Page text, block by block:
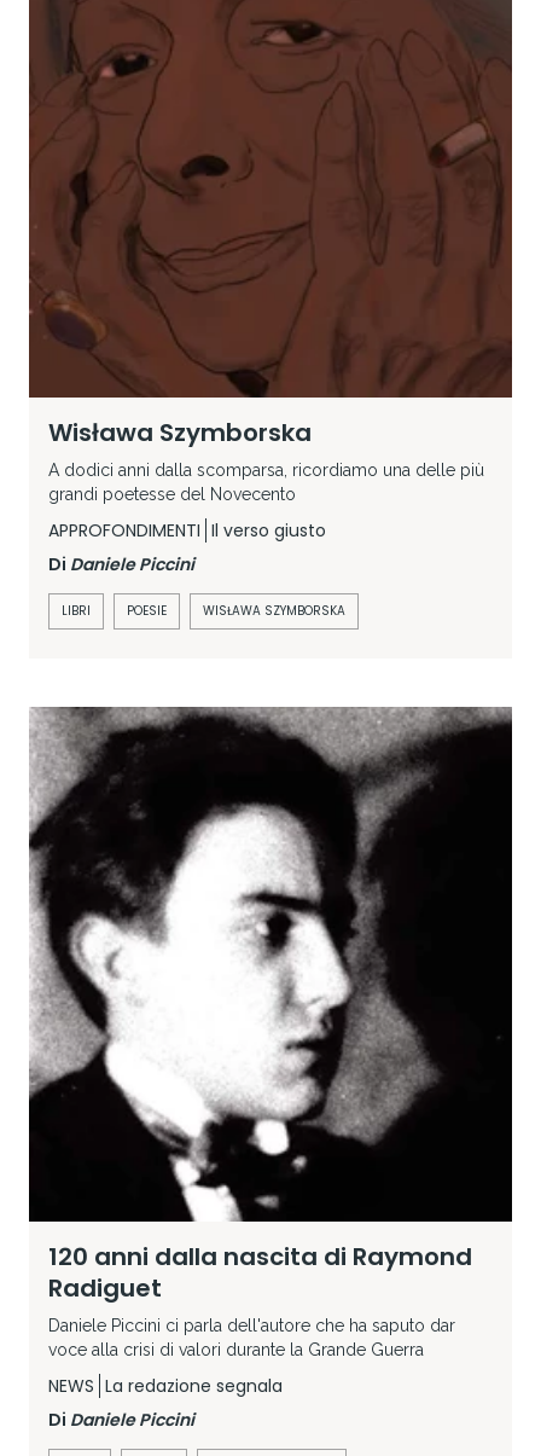
Wisława Szymborska
A dodici anni dalla scomparsa, ricordiamo una delle più
grandi poetesse del Novecento
APPROFONDIMENTI Il verso giusto
Di Daniele Piccini
LIBRI POESIE WISŁAWA SZYMBORSKA
120 anni dalla nascita di Raymond
Radiguet
Daniele Piccini ci parla dell'autore che ha saputo dar
voce alla crisi di valori durante la Grande Guerra
NEWS La redazione segnala
Di Daniele Piccini